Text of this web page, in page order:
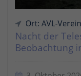
Ort: AVL-
Nacht der
Beobachtung